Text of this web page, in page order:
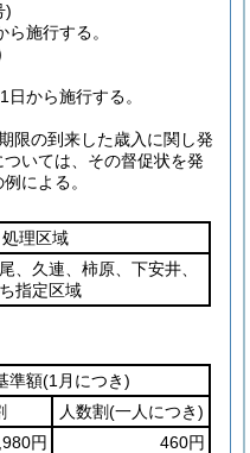
)
施行する。
から施行する。
限の到来した歳入に関し発
いては、その督促状を発
による。
処理区域
、久連、柿原、下安井、
指定区域
準額(1月につき)
人数割(一人につき)
円
460円